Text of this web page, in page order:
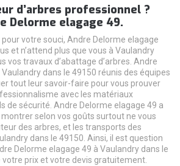
d’arbres professionnel ?
Delorme elagage 49.
votre souci, Andre Delorme elagage
et n’attend plus que vous à Vaulandry
vos travaux d’abattage d’arbres. Andre
dans le 49150 réunis des équipes
tout leur savoir-faire pour vous prouver
avec les matériaux
de sécurité. Andre Delorme elagage 49 a
selon vos goûts surtout ne vous
des arbres, et les transports des
dans le 49150. Ainsi, il est question
Delorme elagage 49 à Vaulandry dans le
prix et votre devis gratuitement.